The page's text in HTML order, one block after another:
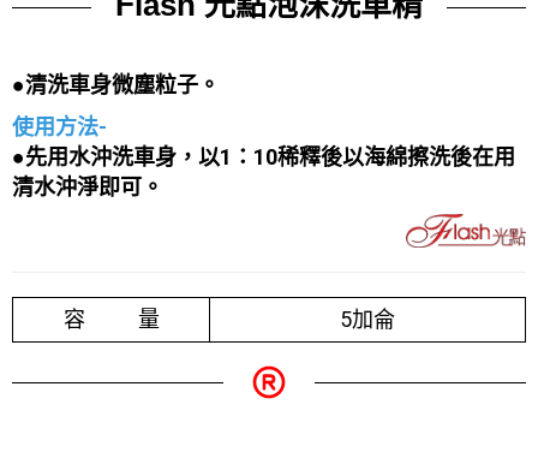
●清洗車身微塵粒子。
使用方法-
●先用水沖洗車身，以1：10稀釋後以海綿擦洗後在用
清水沖淨即可。
容 量 5加侖